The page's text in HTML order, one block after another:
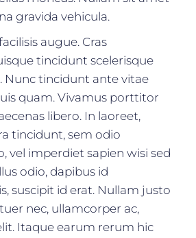
gravida vehicula.
augue. Cras
tincidunt scelerisque
Nunc tincidunt ante vitae
quam. Vivamus porttitor
libero. In laoreet,
tincidunt, sem odio
vel imperdiet sapien wisi sed
odio, dapibus id
suscipit id erat. Nullam justo
nec, ullamcorper ac,
Itaque earum rerum hic